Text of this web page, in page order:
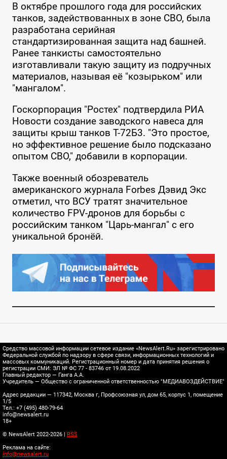
В октябре прошлого года для российских
танков, задействованных в зоне СВО, была
разработана серийная
стандартизированная защита над башней.
Ранее танкисты самостоятельно
изготавливали такую защиту из подручных
материалов, называя её "козырьком" или
"мангалом".
Госкорпорация "Ростех" подтвердила РИА
Новости создание заводского навеса для
защиты крыш танков Т-72Б3. "Это простое,
но эффективное решение было подсказано
опытом СВО," добавили в корпорации.
Также военный обозреватель
американского журнала Forbes Дэвид Экс
отметил, что ВСУ тратят значительное
количество FPV-дронов для борьбы с
российским танком "Царь-мангал" с его
уникальной бронёй.
Средство массовой информации сетевое издание «NewsAlert.Ru» зарегистрировано
Федеральной службой по надзору в сфере связи, информационных технологий и
массовых коммуникаций. Регистрационный номер и дата принятия решения о
регистрации СМИ: ЭЛ № ФС 77 - 83746 от 19.08.2022
Главный редактор — Ганга А.А.
Учредитель — Общество с ограниченной ответственностью "МЕДИАВОЗДЕЙСТВИЕ"
Адрес редакции — 117342, Москва г, Профсоюзная ул, дом 65, корпус 1, помещение
1/5
Тел.: +7 (495) 480-79-64
info@newsalert.ru
18+
© NewsAlert 2022-2026 |
RSS
Реклама на сайте:
info@newsalert.ru